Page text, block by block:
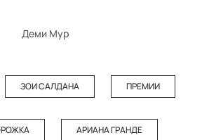
Деми Мур
ЗОИ САЛДАНА ПРЕМИИ
АРИАНА ГРАНДЕ